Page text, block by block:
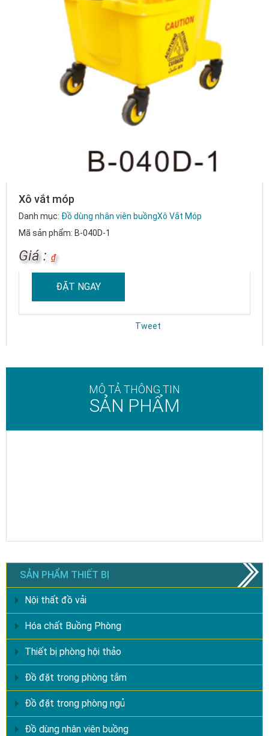
Xô vắt móp
Danh mục: Đồ dùng nhân viên buồngXô Vắt Móp
Mã sản phẩm: B-040D-1
Giá : ₫
ĐẶT NGAY
Tweet
MÔ TẢ THÔNG TIN
SẢN PHẨM
SẢN PHẨM THIẾT BỊ
Nội thất đồ vải
Hóa chất Buồng Phòng
Thiết bị phòng hội thảo
Đồ đặt trong phòng tắm
Đồ đặt trong phòng ngủ
Đồ dùng nhân viên buồng